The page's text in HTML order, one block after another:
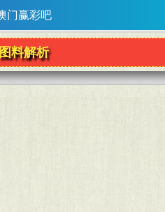
门赢彩吧
图料解析